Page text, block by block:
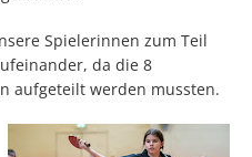
Spielerinnen zum Teil
da die 8
aufgeteilt werden mussten.